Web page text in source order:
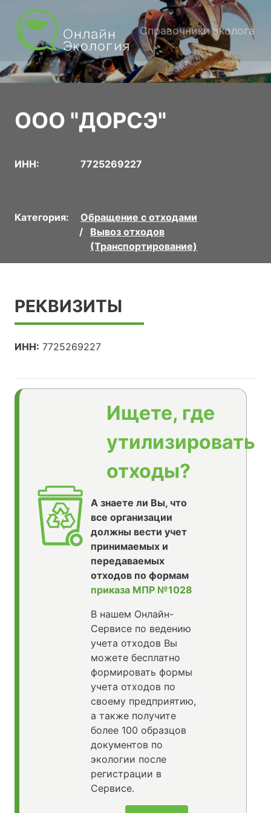
Справочники эколога
ООО "ДОРСЭ"
ИНН: 7725269227
Категория:
Обращение с отходами
Вывоз отходов
(Транспортирование)
РЕКВИЗИТЫ
ИНН: 7725269227
Ищете, где
утилизировать
отходы?
А знаете ли Вы, что
все организации
должны вести учет
принимаемых и
передаваемых
отходов по формам
приказа МПР №1028
В нашем Онлайн-
Сервисе по ведению
учета отходов Вы
можете бесплатно
формировать формы
учета отходов по
своему предприятию,
а также получите
более 100 образцов
документов по
экологии после
регистрации в
Сервисе.